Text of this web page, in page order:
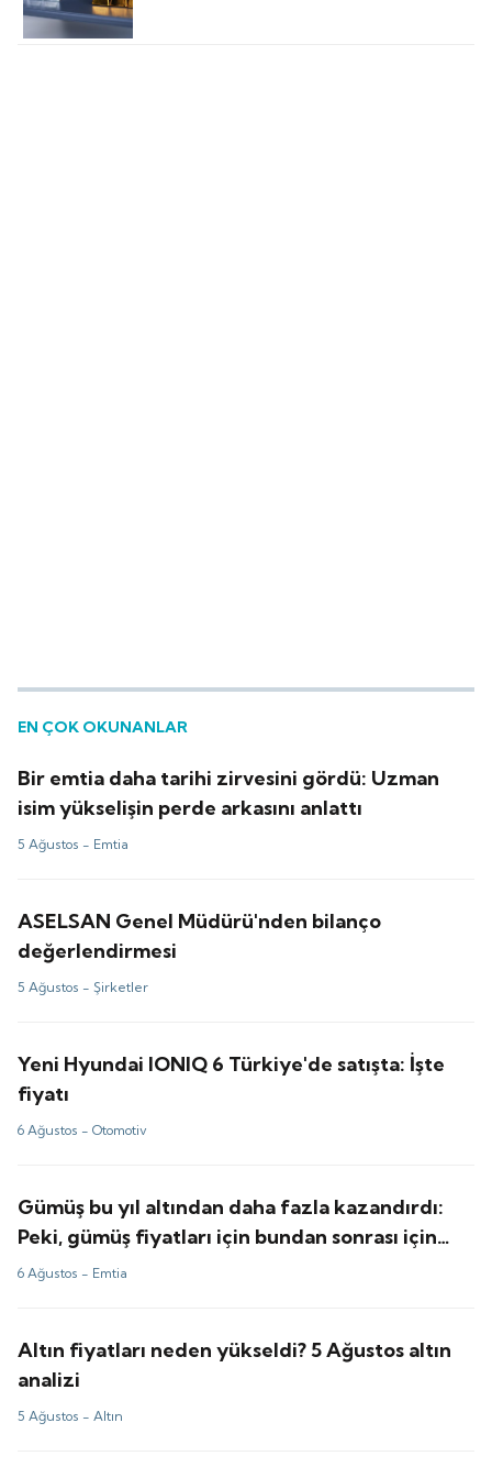
EN ÇOK OKUNANLAR
Bir emtia daha tarihi zirvesini gördü: Uzman
isim yükselişin perde arkasını anlattı
5 Ağustos - Emtia
ASELSAN Genel Müdürü'nden bilanço
değerlendirmesi
5 Ağustos -Şirketler
Yeni Hyundai IONIQ 6 Türkiye'de satışta: İşte
fiyatı
6 Ağustos -Otomotiv
Gümüş bu yıl altından daha fazla kazandırdı:
Peki, gümüş fiyatları için bundan sonrası için
tahminler ne?
6 Ağustos - Emtia
Altın fiyatları neden yükseldi? 5 Ağustos altın
analizi
5 Ağustos -Altın